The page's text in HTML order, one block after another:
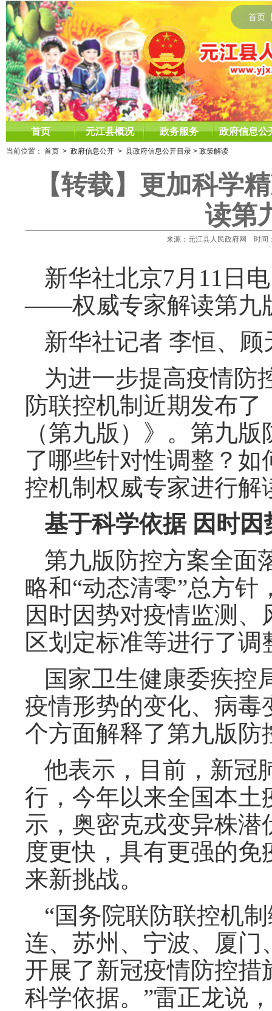
首页
首页 元江县概况 政务服务 政府信息公
当前位置： 首页 > 政府信息公开 > 县政府信息公开目录 > 政策解读
【转载】更加科
读第
来源：元江县人民政府网 时间
新华社北京7月11日
——权威专家解读第九
新华社记者 李恒、顾
为进一步提高疫情防
防联控机制近期发布
（第九版）》。第九
了哪些针对性调整？
控机制权威专家进行解
基于科学依据 因时因
第九版防控方案全面
略和“动态清零”总方
因时因势对疫情监测
区划定标准等进行了调
国家卫生健康委疾控
疫情形势的变化、病
个方面解释了第九版防
他表示，目前，新冠
行，今年以来全国本
示，奥密克戎变异株
度更快，具有更强的
来新挑战。
“国务院联防联控机
连、苏州、宁波、厦
开展了新冠疫情防控
科学依据。”雷正龙说